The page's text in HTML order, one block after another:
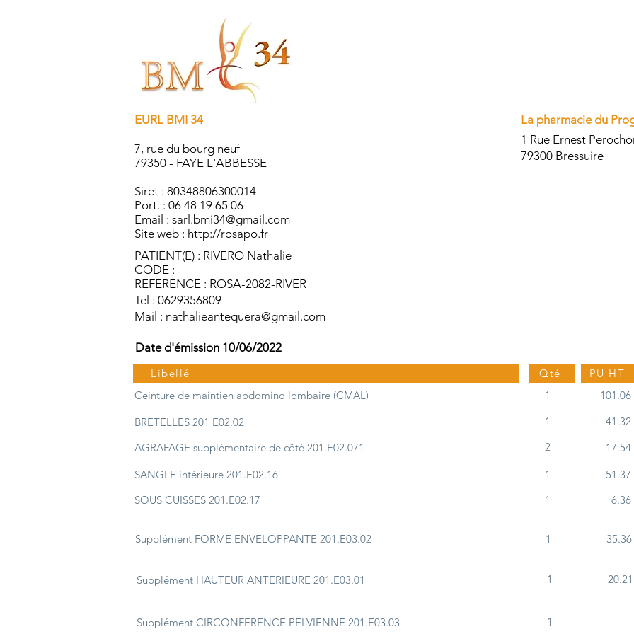
EURL BMI 34
7, rue du bourg neuf
79350 - FAYE L'ABBESSE
Siret : 80348806300014
Port. : 06 48 19 65 06
Email : sarl.bmi34@gmail.com
Site web : http://rosapo.fr
La pharmacie du
1 Rue Ernest
79300 Bressuire
PATIENT(E) : RIVERO Nathalie
CODE :
REFERENCE : ROSA-2082-RIVER
Tel : 0629356809
Mail : nathalieantequera@gmail.com
Date d'émission 10/06/2022
Libellé Qté PU HT
Ceinture de maintien abdomino lombaire (CMAL)
BRETELLES 201 E02.02
AGRAFAGE supplémentaire de côté 201.E02.071
SANGLE intérieure 201.E02.16
1 101.06
1
41.32
2
17.54
1 51.37
SOUS CUISSES 201.E02.17
1 6.36
Supplément FORME ENVELOPPANTE 201.E03.02 1 35.36
Supplément HAUTEUR ANTERIEURE 201.E03.01 1 20.21
Supplément CIRCONFERENCE PELVIENNE 201.E03.03 1